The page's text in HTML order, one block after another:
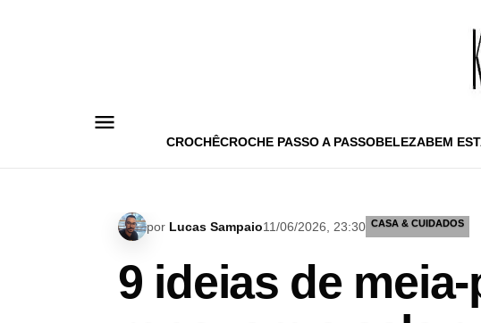
CROCHÊCROCHE PASSO A PASSOBELEZABEM
por Lucas Sampaio11/06/2026, 23:30 CASA & CUIDADOS
9 ideias de